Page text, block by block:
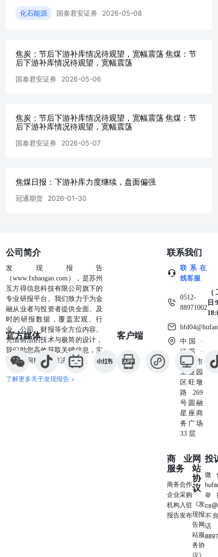
书面许可，任何单位或个人不得使用该商标、服务标记及标
化石能源 国泰君安证券 2026-05-08
焦炭：节后下游补库情况待观望，宽幅震荡 焦煤：节
后下游补库情况待观望，宽幅震荡
国泰君安证券 2026-05-06
焦炭：节后下游补库情况待观望，宽幅震荡 焦煤：节
后下游补库情况待观望，宽幅震荡
国泰君安证券 2026-05-07
焦煤日报：下游补库力度继续，盘面偏强
冠通期货 2026-01-30
公司简介
发现报告
（www.fxbaogao.com），是苏州
互方得信息科技有限公司旗下的
专业研报平台。我们致力于为金
融从业者与投资者提供全面、及
时的研报数据，覆盖宏观、行
业、公司、财报等全方位内容。
凭借前沿的技术与极简的设计，
我们助您高效获取关键信息，实
现深度洞察与精准决策。
了解更多关于发现报告 >
官方媒体 客户端
联系我们
联系在
线客服
0512-
88971002
日
中国 ·
江苏 ·
苏州市
工业园
区旺墩
路269
号圆融
星座商
务广场
33 层
商业
服务
商务合作
企业采购
机构入驻
报告发布
网
站
协
议
《发
现报
告网
站服
务协
议》
投
微
举
不